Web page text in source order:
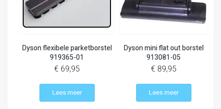
Dyson flexibele parketborstel
919365-01
€ 69,95
Lees meer
Dyson mini flat out borstel
913081-05
€ 89,95
Lees meer